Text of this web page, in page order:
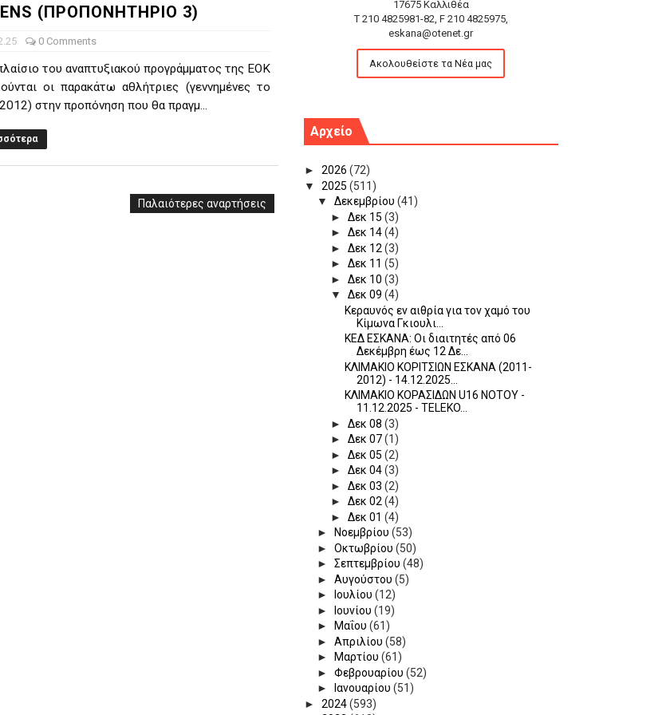
(ΠΡΟΠΟΝΗΤΗΡΙΟ 3)
0 Comments
του αναπτυξιακού προγράμματος της ΕΟΚ
οι παρακάτω αθλήτριες (γεννημένες το
στην προπόνηση που θα πραγμ...
Παλαιότερες αναρτήσεις
17675 Καλλιθέα
T 210 4825981-82, F 210 4825975,
eskana@otenet.gr
Ακολουθείστε τα Νέα μας
Αρχείο
► 2026 (72)
▼ 2025 (511)
▼Δεκεμβρίου(41)
►Δεκ 15(3)
►Δεκ 14(4)
►Δεκ 12(3)
►Δεκ 11(5)
►Δεκ 10(3)
▼Δεκ 09(4)
Κεραυνός εν αιθρία για τον χαμό του
Κίμωνα Γκιουλι...
ΚΕΔ ΕΣΚΑΝΑ: Οι διαιτητές από 06
Δεκέμβρη έως 12 Δε...
ΚΛΙΜΑΚΙΟ ΚΟΡΙΤΣΙΩΝ ΕΣΚΑΝΑ (2011-
2012) - 14.12.2025...
ΚΛΙΜΑΚΙΟ ΚΟΡΑΣΙΔΩΝ U16 ΝΟΤΟΥ -
11.12.2025 - TELEKO...
►Δεκ 08(3)
►Δεκ 07(1)
►Δεκ 05(2)
►Δεκ 04(3)
►Δεκ 03(2)
►Δεκ 02(4)
►Δεκ 01(4)
► Νοεμβρίου(53)
►Οκτωβρίου(50)
►Σεπτεμβρίου(48)
►Αυγούστου(5)
►
Ιουλίου(12)
►
Ιουνίου(19)
► Μαΐου(61)
►Απριλίου(58)
► Μαρτίου(61)
►Φεβρουαρίου(52)
►
Ιανουαρίου(51)
► 2024(593)